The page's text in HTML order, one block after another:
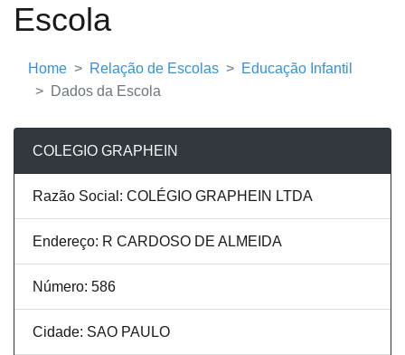
Escola
Home Relação de Escolas
Educação Infantil
Dados da Escola
COLEGIO GRAPHEIN
Razão Social: COLÉGIO GRAPHEIN LTDA
Endereço: R CARDOSO DE ALMEIDA
Número: 586
Cidade: SAO PAULO